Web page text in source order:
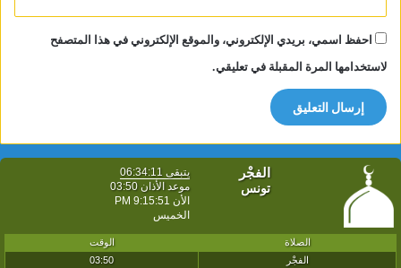
احفظ اسمي، بريدي الإلكتروني، والموقع الإلكتروني في هذا المتصفح
لاستخدامها المرة المقبلة في تعليقي.